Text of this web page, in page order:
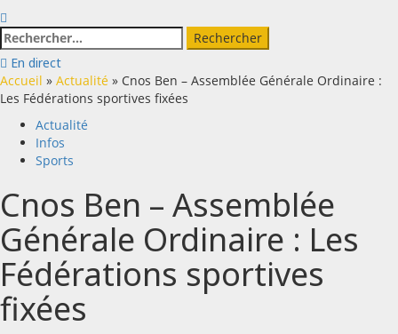
Rechercher :
En direct
Accueil » Actualité » Cnos Ben – Assemblée Générale Ordinaire :
Les Fédérations sportives fixées
Actualité
Infos
Sports
Cnos Ben – Assemblée
Générale Ordinaire : Les
Fédérations sportives
fixées